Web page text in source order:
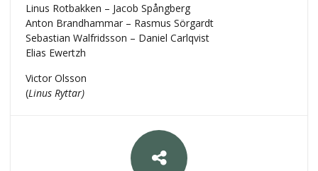
Linus Rotbakken – Jacob Spångberg
Anton Brandhammar – Rasmus Sörgardt
Sebastian Walfridsson – Daniel Carlqvist
Elias Ewertzh
Victor Olsson
(Linus Ryttar)